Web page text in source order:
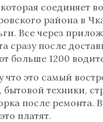
соединяет
района в
Все через
сразу после
больше 1200
это самый
техники,
после
платят.